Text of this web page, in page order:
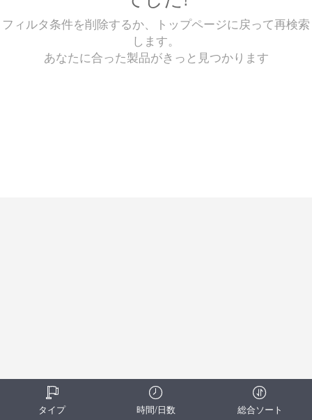
フィルタ条件を削除するか、トップページに戻って再検索
します。
あなたに合った製品がきっと見つかります
タイプ 時間/日数 総合ソート